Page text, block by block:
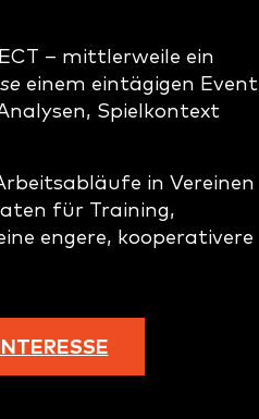
– mittlerweile ein
einem eintägigen Event
Spielkontext
in Vereinen
für Training,
engere, kooperativere